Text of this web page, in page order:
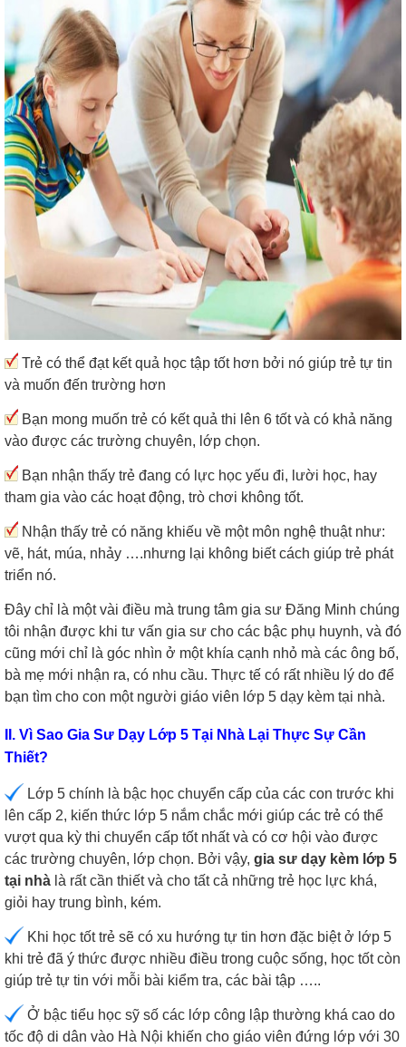
Trẻ có thể đạt kết quả học tập tốt hơn bởi nó giúp trẻ tự tin
và muốn đến trường hơn
Bạn mong muốn trẻ có kết quả thi lên 6 tốt và có khả năng
vào được các trường chuyên, lớp chọn.
Bạn nhận thấy trẻ đang có lực học yếu đi, lười học, hay
tham gia vào các hoạt động, trò chơi không tốt.
Nhận thấy trẻ có năng khiếu về một môn nghệ thuật như:
vẽ, hát, múa, nhảy ….nhưng lại không biết cách giúp trẻ phát
triển nó.
Đây chỉ là một vài điều mà trung tâm gia sư Đăng Minh chúng
tôi nhận được khi tư vấn gia sư cho các bậc phụ huynh, và đó
cũng mới chỉ là góc nhìn ở một khía cạnh nhỏ mà các ông bố,
bà mẹ mới nhận ra, có nhu cầu. Thực tế có rất nhiều lý do để
bạn tìm cho con một người giáo viên lớp 5 dạy kèm tại nhà.
II. Vì Sao Gia Sư Dạy Lớp 5 Tại Nhà Lại Thực Sự Cần
Thiết?
Lớp 5 chính là bậc học chuyển cấp của các con trước khi
lên cấp 2, kiến thức lớp 5 nắm chắc mới giúp các trẻ có thể
vượt qua kỳ thi chuyển cấp tốt nhất và có cơ hội vào được
các trường chuyên, lớp chọn. Bởi vậy, gia sư dạy kèm lớp 5
tại nhà là rất cần thiết và cho tất cả những trẻ học lực khá,
giỏi hay trung bình, kém.
Khi học tốt trẻ sẽ có xu hướng tự tin hơn đặc biệt ở lớp 5
khi trẻ đã ý thức được nhiều điều trong cuộc sống, học tốt còn
giúp trẻ tự tin với mỗi bài kiểm tra, các bài tập …..
Ở bậc tiểu học sỹ số các lớp công lập thường khá cao do
tốc độ di dân vào Hà Nội khiến cho giáo viên đứng lớp với 30